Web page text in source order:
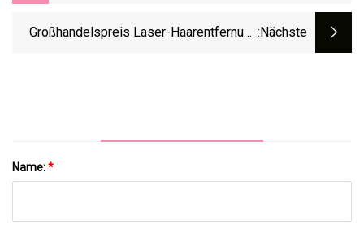
Diodenlaser-Epilierer IPL-
Enthaarungsmaschine Alexandrit-Laser-
Großhandelspreis Laser-Haarentfernung :nächste
Name:*